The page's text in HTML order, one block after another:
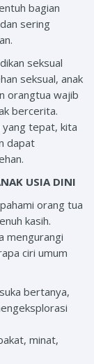
bagian
sering
seksual
seksual, anak
orangtua wajib
bercerita.
yang tepat, kita
dapat
USIA DINI
orang tua
kasih.
mengurangi
ciri umum
bertanya,
minat,